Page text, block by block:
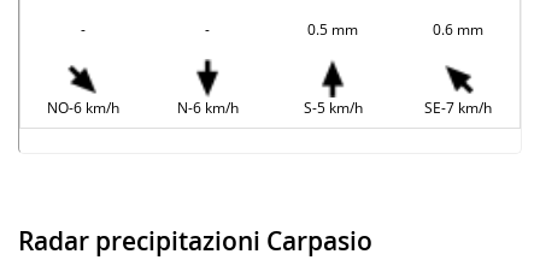
- - 0.5 mm 0.6 mm
NO-6 km/h N-6 km/h S-5 km/h SE-7 km/h
Radar precipitazioni Carpasio